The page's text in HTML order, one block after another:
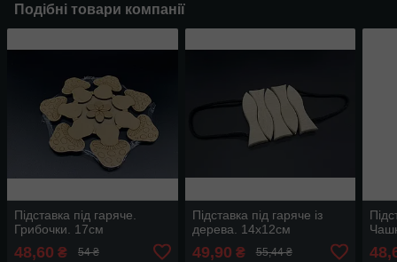
Подібні товари компанії
Підставка під гаряче.
Грибочки. 17см
48,60 ₴ 54 ₴
Підставка під гаряче із
дерева. 14х12см
49,90 ₴ 55,44 ₴